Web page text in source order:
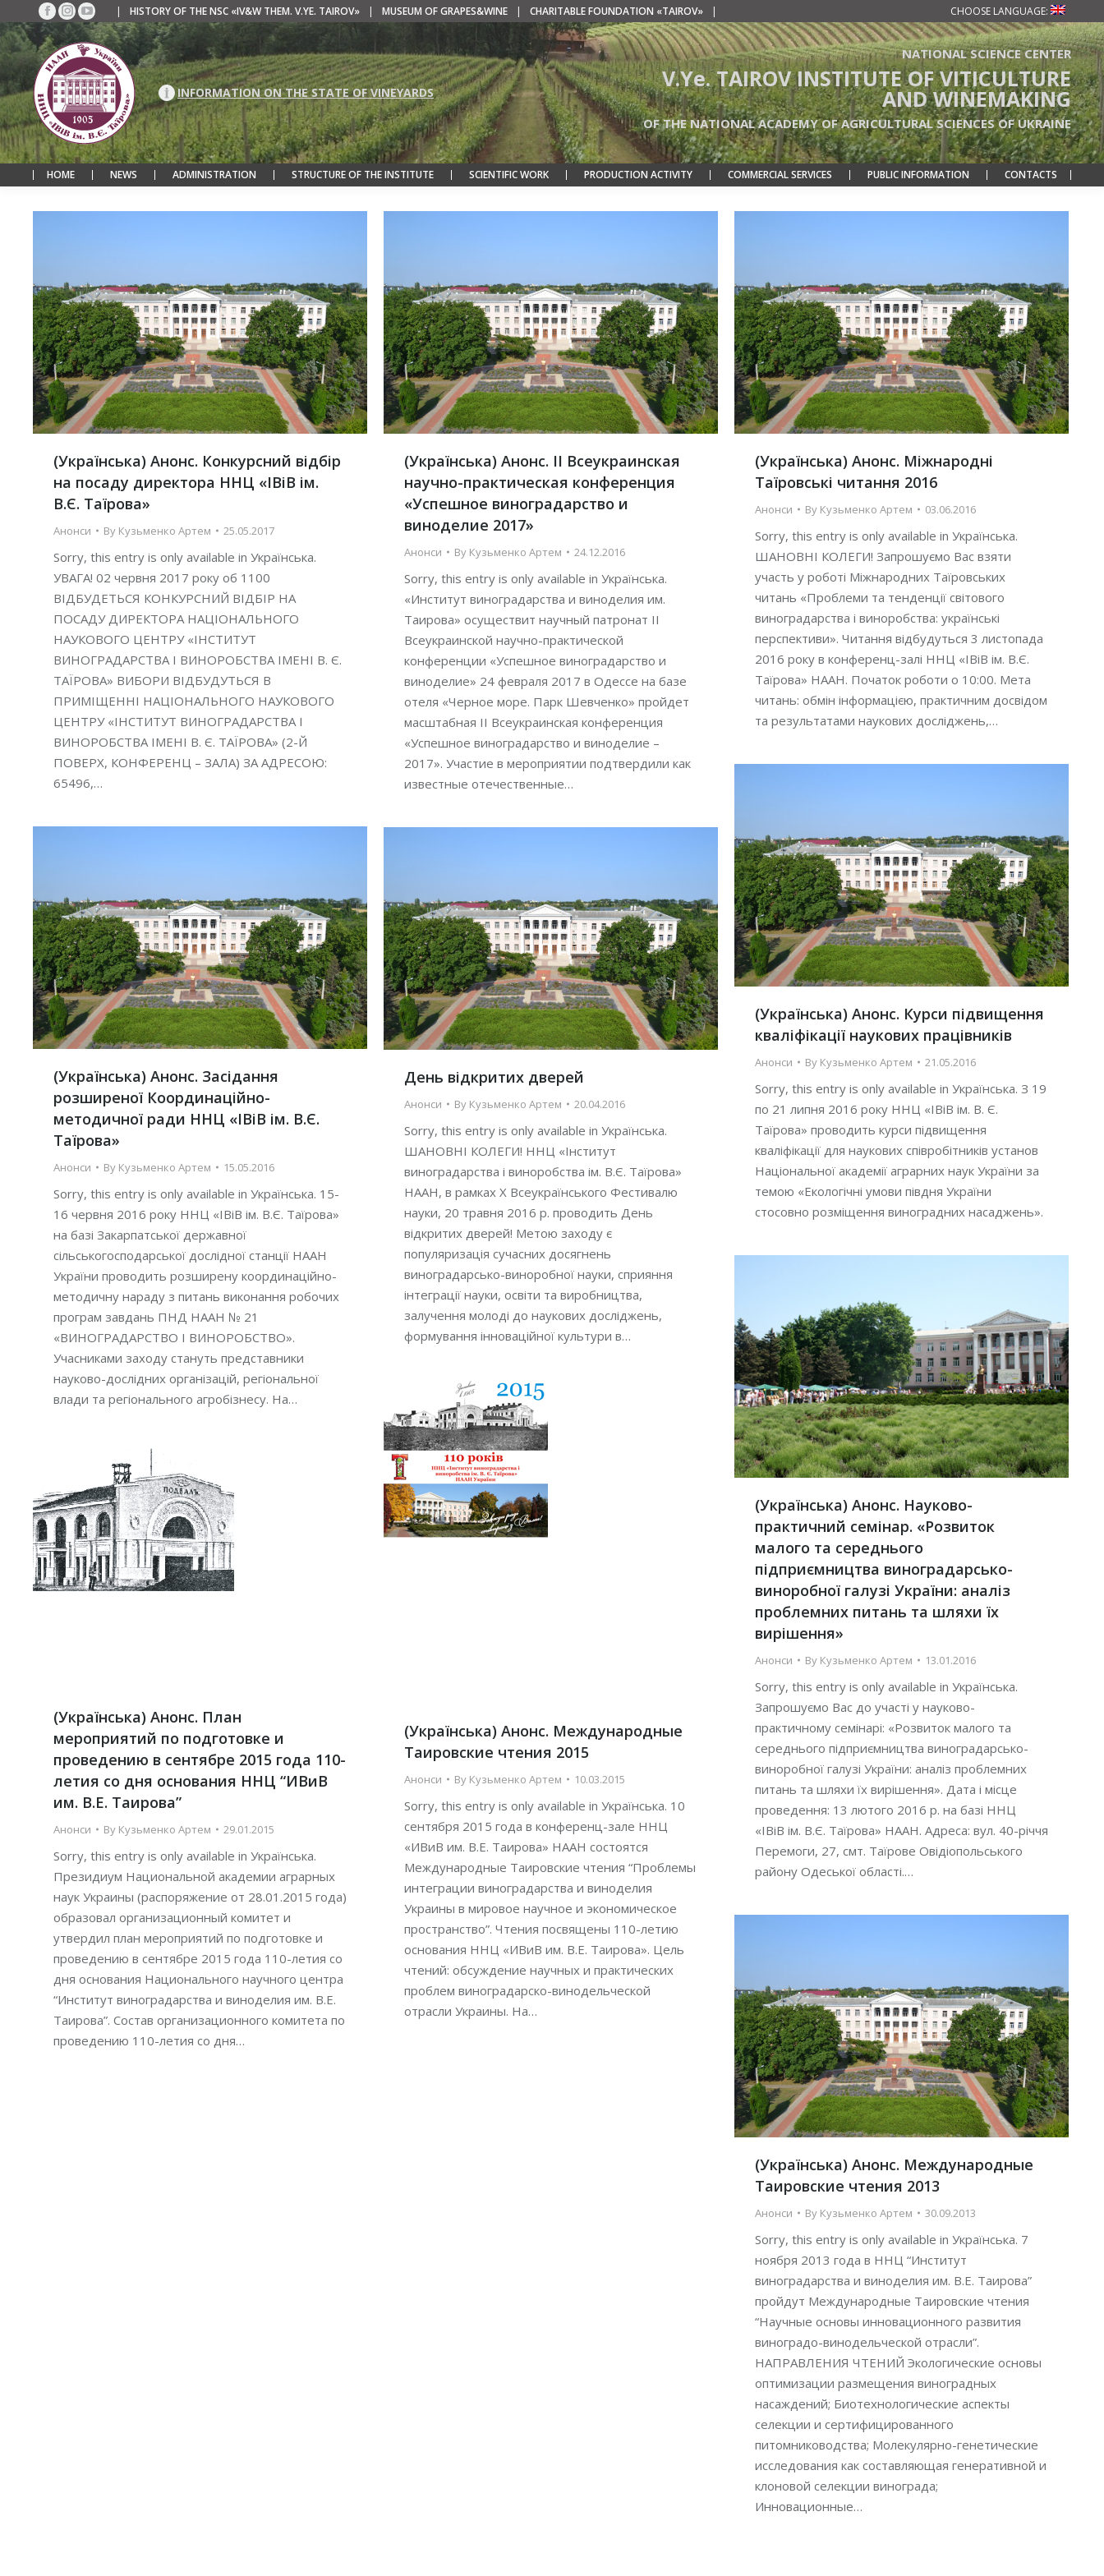
Facebook
page
opens
in
new
window
Instagram
page
opens
in
new
window
YouTube
page
opens
in
new
window
| HISTORY OF THE NSC «IV&W THEM. V.YE. TAIROV» | MUSEUM OF GRAPES&WINE | CHARITABLE FOUNDATION «TAIROV» | CHOOSE LANGUAGE:
INFORMATION ON THE STATE OF VINEYARDS
NATIONAL SCIENCE CENTER
V.Ye. TAIROV INSTITUTE OF VITICULTURE
AND WINEMAKING
OF THE NATIONAL ACADEMY OF AGRICULTURAL SCIENCES OF UKRAINE
HOME NEWS ADMINISTRATION STRUCTURE OF THE INSTITUTE SCIENTIFIC WORK PRODUCTION ACTIVITY COMMERCIAL SERVICES PUBLIC INFORMATION CONTACTS
(Українська) Анонс. Конкурсний відбір
на посаду директора ННЦ «ІВіВ ім.
В.Є. Таїрова»
Анонси By Кузьменко Артем 25.05.2017
Sorry, this entry is only available in Українська.
УВАГА! 02 червня 2017 року об 1100
ВІДБУДЕТЬСЯ КОНКУРСНИЙ ВІДБІР НА
ПОСАДУ ДИРЕКТОРА НАЦІОНАЛЬНОГО
НАУКОВОГО ЦЕНТРУ «ІНСТИТУТ
ВИНОГРАДАРСТВА І ВИНОРОБСТВА ІМЕНІ В. Є.
ТАЇРОВА» ВИБОРИ ВІДБУДУТЬСЯ В
ПРИМІЩЕННІ НАЦІОНАЛЬНОГО НАУКОВОГО
ЦЕНТРУ «ІНСТИТУТ ВИНОГРАДАРСТВА І
ВИНОРОБСТВА ІМЕНІ В. Є. ТАЇРОВА» (2-Й
ПОВЕРХ, КОНФЕРЕНЦ – ЗАЛА) ЗА АДРЕСОЮ:
65496,…
(Українська) Анонс. ІІ Всеукраинская
научно-практическая конференция
«Успешное виноградарство и
виноделие 2017»
Анонси By Кузьменко Артем 24.12.2016
Sorry, this entry is only available in Українська.
«Институт виноградарства и виноделия им.
Таирова» осуществит научный патронат ІІ
Всеукраинской научно-практической
конференции «Успешное виноградарство и
виноделие» 24 февраля 2017 в Одессе на базе
отеля «Черное море. Парк Шевченко» пройдет
масштабная II Всеукраинская конференция
«Успешное виноградарство и виноделие –
2017». Участие в мероприятии подтвердили как
известные отечественные…
(Українська) Анонс. Міжнародні
Таїровські читання 2016
Анонси By Кузьменко Артем 03.06.2016
Sorry, this entry is only available in Українська.
ШАНОВНІ КОЛЕГИ! Запрошуємо Вас взяти
участь у роботі Міжнародних Таїровських
читань «Проблеми та тенденції світового
виноградарства і виноробства: українські
перспективи». Читання відбудуться 3 листопада
2016 року в конференц-залі ННЦ «ІВіВ ім. В.Є.
Таїрова» НААН. Початок роботи о 10:00. Мета
читань: обмін інформацією, практичним досвідом
та результатами наукових досліджень,…
(Українська) Анонс. Курси підвищення
кваліфікації наукових працівників
Анонси By Кузьменко Артем 21.05.2016
Sorry, this entry is only available in Українська. З 19
по 21 липня 2016 року ННЦ «ІВіВ ім. В. Є.
Таїрова» проводить курси підвищення
кваліфікації для наукових співробітників установ
Національної академії аграрних наук України за
темою «Екологічні умови півдня України
стосовно розміщення виноградних насаджень».
(Українська) Анонс. Засідання
розширеної Координаційно-
методичної ради ННЦ «ІВіВ ім. В.Є.
Таїрова»
Анонси By Кузьменко Артем 15.05.2016
Sorry, this entry is only available in Українська. 15-
16 червня 2016 року ННЦ «ІВіВ ім. В.Є. Таїрова»
на базі Закарпатської державної
сільськогосподарської дослідної станції НААН
України проводить розширену координаційно-
методичну нараду з питань виконання робочих
програм завдань ПНД НААН № 21
«ВИНОГРАДАРСТВО І ВИНОРОБСТВО».
Учасниками заходу стануть представники
науково-дослідних організацій, регіональної
влади та регіонального агробізнесу. На…
День відкритих дверей
Анонси By Кузьменко Артем 20.04.2016
Sorry, this entry is only available in Українська.
ШАНОВНІ КОЛЕГИ! ННЦ «Інститут
виноградарства і виноробства ім. В.Є. Таїрова»
НААН, в рамках Х Всеукраїнського Фестивалю
науки, 20 травня 2016 р. проводить День
відкритих дверей! Метою заходу є
популяризація сучасних досягнень
виноградарсько-виноробної науки, сприяння
інтеграції науки, освіти та виробництва,
залучення молоді до наукових досліджень,
формування інноваційної культури в…
(Українська) Анонс. Науково-
практичний семінар. «Розвиток
малого та середнього
підприємництва виноградарсько-
виноробної галузі України: аналіз
проблемних питань та шляхи їх
вирішення»
Анонси By Кузьменко Артем 13.01.2016
Sorry, this entry is only available in Українська.
Запрошуємо Вас до участі у науково-
практичному семінарі: «Розвиток малого та
середнього підприємництва виноградарсько-
виноробної галузі України: аналіз проблемних
питань та шляхи їх вирішення». Дата і місце
проведення: 13 лютого 2016 р. на базі ННЦ
«ІВіВ ім. В.Є. Таїрова» НААН. Адреса: вул. 40-річчя
Перемоги, 27, смт. Таїрове Овідіопольського
району Одеської області.…
(Українська) Анонс. Международные
Таировские чтения 2015
Анонси By Кузьменко Артем 10.03.2015
Sorry, this entry is only available in Українська. 10
сентября 2015 года в конференц-зале ННЦ
«ИВиВ им. В.Е. Таирова» НААН состоятся
Международные Таировские чтения “Проблемы
интеграции виноградарства и виноделия
Украины в мировое научное и экономическое
пространство”. Чтения посвящены 110-летию
основания ННЦ «ИВиВ им. В.Е. Таирова». Цель
чтений: обсуждение научных и практических
проблем виноградарско-винодельческой
отрасли Украины. На…
(Українська) Анонс. План
мероприятий по подготовке и
проведению в сентябре 2015 года 110-
летия со дня основания ННЦ “ИВиВ
им. В.Е. Таирова”
Анонси By Кузьменко Артем 29.01.2015
Sorry, this entry is only available in Українська.
Президиум Национальной академии аграрных
наук Украины (распоряжение от 28.01.2015 года)
образовал организационный комитет и
утвердил план мероприятий по подготовке и
проведению в сентябре 2015 года 110-летия со
дня основания Национального научного центра
“Институт виноградарства и виноделия им. В.Е.
Таирова”. Состав организационного комитета по
проведению 110-летия со дня…
(Українська) Анонс. Международные
Таировские чтения 2013
Анонси By Кузьменко Артем 30.09.2013
Sorry, this entry is only available in Українська. 7
ноября 2013 года в ННЦ “Институт
виноградарства и виноделия им. В.Е. Таирова”
пройдут Международные Таировские чтения
“Научные основы инновационного развития
виноградо-винодельческой отрасли”.
НАПРАВЛЕНИЯ ЧТЕНИЙ Экологические основы
оптимизации размещения виноградных
насаждений; Биотехнологические аспекты
селекции и сертифицированного
питомниководства; Молекулярно-генетические
исследования как составляющая генеративной и
клоновой селекции винограда;
Инновационные…